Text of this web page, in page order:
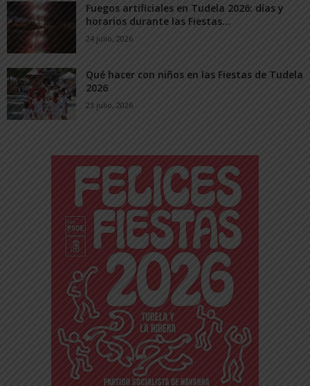
Fuegos artificiales en Tudela 2026: días y
horarios durante las Fiestas...
24 julio, 2026
Qué hacer con niños en las Fiestas de Tudela
2026
23 julio, 2026